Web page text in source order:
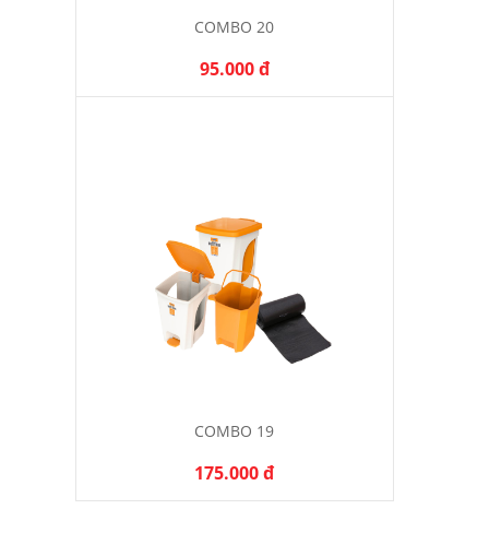
COMBO 20
95.000 đ
COMBO 19
175.000 đ